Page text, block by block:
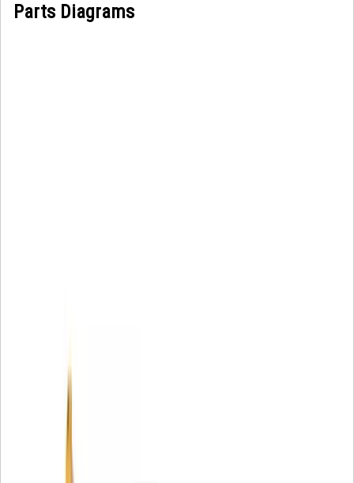
Parts Diagrams